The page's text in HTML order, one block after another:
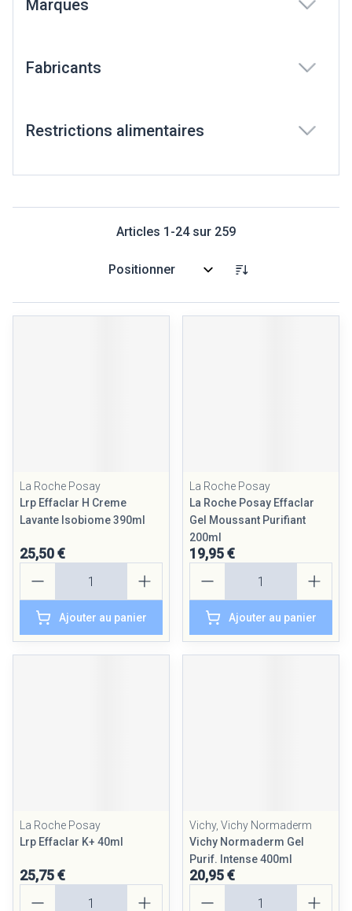
Marques
Fabricants
Restrictions alimentaires
Articles 1 -24sur 259
Trier par:
La Roche Posay
Lrp Effaclar H Creme
Lavante Isobiome 390ml
25,50 €
Ajouter au panier
La Roche Posay
La Roche Posay Effaclar
Gel Moussant Purifiant
200ml
19,95 €
Ajouter au panier
La Roche Posay
Lrp Effaclar K+ 40ml
25,75 €
Vichy, Vichy Normaderm
Vichy Normaderm Gel
Purif. Intense 400ml
20,95 €